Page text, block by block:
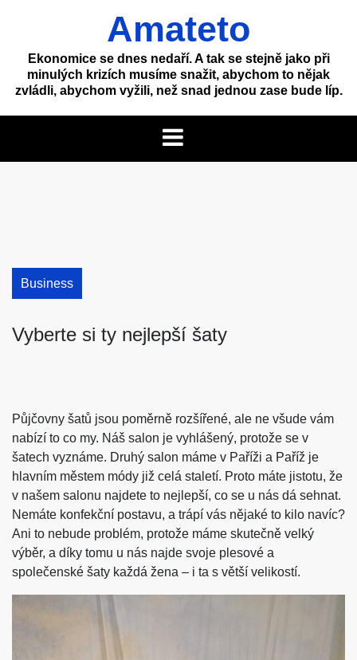
Amateto
Ekonomice se dnes nedaří. A tak se stejně jako při
minulých krizích musíme snažit, abychom to nějak
zvládli, abychom vyžili, než snad jednou zase bude líp.
Business
Vyberte si ty nejlepší šaty
Půjčovny šatů jsou poměrně rozšířené, ale ne všude vám
nabízí to co my. Náš salon je vyhlášený, protože se v
šatech vyznáme. Druhý salon máme v Paříži a Paříž je
hlavním městem módy již celá staletí. Proto máte jistotu, že
v našem salonu najdete to nejlepší, co se u nás dá sehnat.
Nemáte konfekční postavu, a trápí vás nějaké to kilo navíc?
Ani to nebude problém, protože máme skutečně velký
výběr, a díky tomu u nás najde svoje plesové a
společenské šaty každá žena – i ta s větší velikostí.